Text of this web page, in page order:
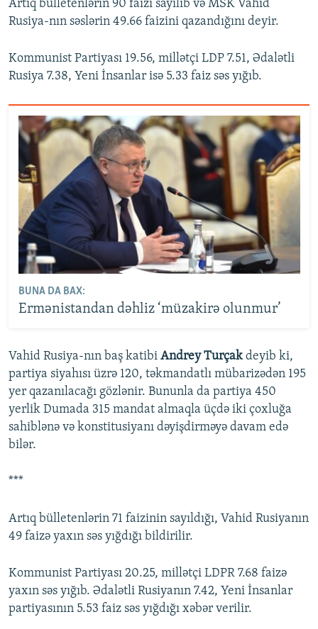
Artıq bülletenlərin 90 faizi sayılıb və MSK Vahid
Rusiya-nın səslərin 49.66 faizini qazandığını deyir.
Kommunist Partiyası 19.56, millətçi LDP 7.51, Ədalətli
Rusiya 7.38, Yeni İnsanlar isə 5.33 faiz səs yığıb.
BUNA DA BAX:
Ermənistandan dəhliz ‘müzakirə olunmur’
Vahid Rusiya-nın baş katibi Andrey Turçakdeyib ki,
partiya siyahısı üzrə 120, təkmandatlı mübarizədən 195
yer qazanılacağı gözlənir. Bununla da partiya 450
yerlik Dumada 315 mandat almaqla üçdə iki çoxluğa
sahiblənə və konstitusiyanı dəyişdirməyə davam edə
bilər.
***
Artıq bülletenlərin 71 faizinin sayıldığı, Vahid Rusiyanın
49 faizə yaxın səs yığdığı bildirilir.
Kommunist Partiyası 20.25, millətçi LDPR 7.68 faizə
yaxın səs yığıb. Ədalətli Rusiyanın 7.42, Yeni İnsanlar
partiyasının 5.53 faiz səs yığdığı xəbər verilir.